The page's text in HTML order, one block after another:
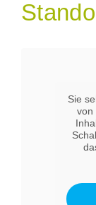
Sie
von